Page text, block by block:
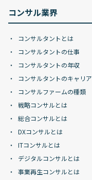
コンサル業界
コンサルタントとは
コンサルタントの仕事
コンサルタントの年収
コンサルタントのキャリア
コンサルファームの種類
戦略コンサルとは
総合コンサルとは
DXコンサルとは
ITコンサルとは
デジタルコンサルとは
事業再生コンサルとは